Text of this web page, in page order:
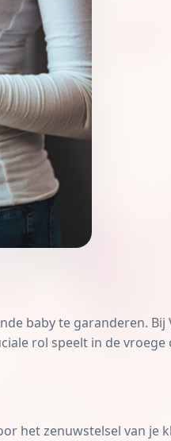
baby te garanderen. Bij
rol speelt in de
het zenuwstelsel van je